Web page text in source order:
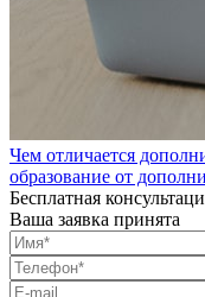
Чем отличается
образование от
Бесплатная
Ваша заявка принята